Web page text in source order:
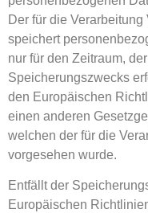
Der für die
speichert
nur für den Zeitraum,
Speicherungszwecks
den Europäischen
einen anderen
welchen der für die
vorgesehen wurde.
Entfällt der
Europäischen